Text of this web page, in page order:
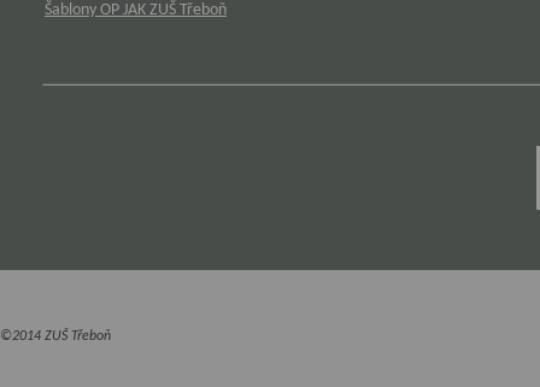
Šablony OP JAK ZUŠ Třeboň
©2014 ZUŠ Třeboň